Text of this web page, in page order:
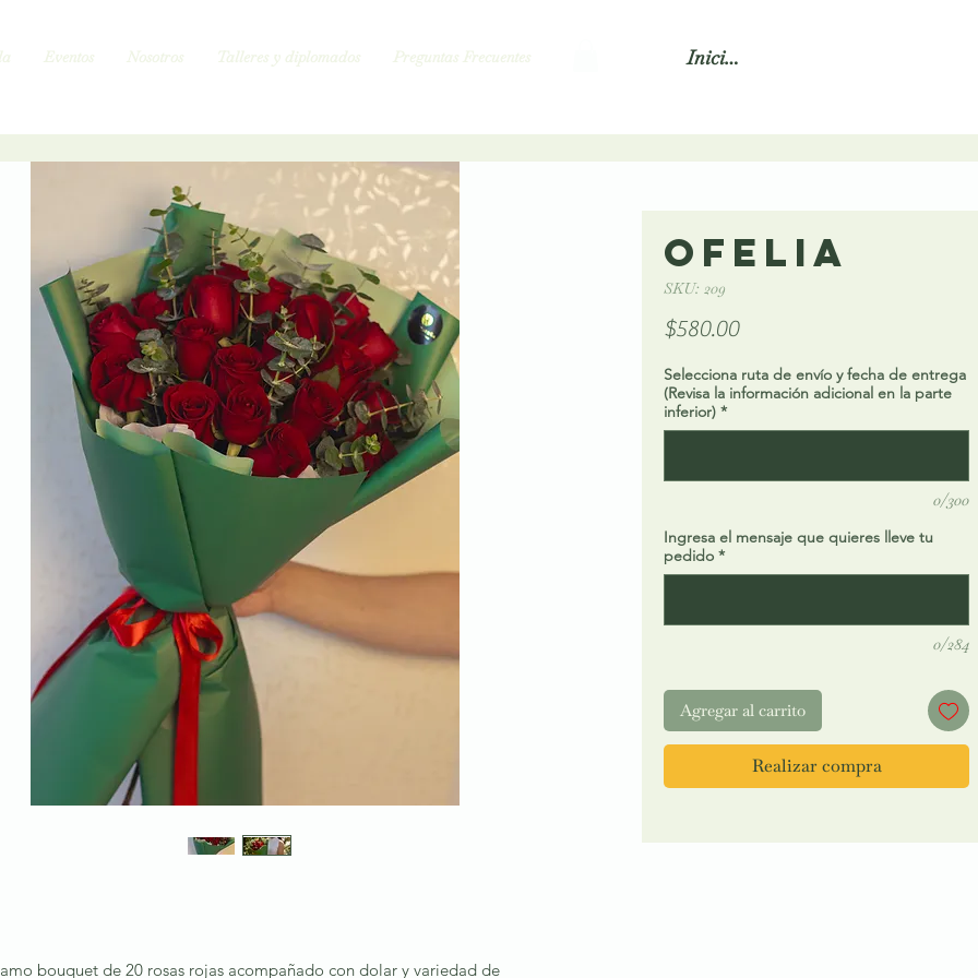
Eventos Nosotros Talleres y diplomados Preguntas Frecuentes Iniciar sesión
Ofelia
SKU: 209
$580.00Precio
Selecciona ruta de envío y fecha de entrega
(Revisa la información adicional en la parte
inferior) *
0/300
Ingresa el mensaje que quieres lleve tu
pedido *
0/284
Agregar al carrito
Realizar compra
bouquet de 20 rosas rojas acompañado con dolar y variedad de